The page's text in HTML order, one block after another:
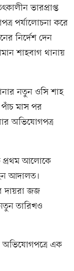
ভারপ্রাপ্ত
পর্যালোচনা করে
নির্দেশ দেন
শাহবাগ থানায়
নতুন ওসি শাহ
মাস পর
অভিযোগপত্র
প্রথম আলোকে
আদালত।
দায়রা জজ
তারিখও
অভিযোগপত্রে এক